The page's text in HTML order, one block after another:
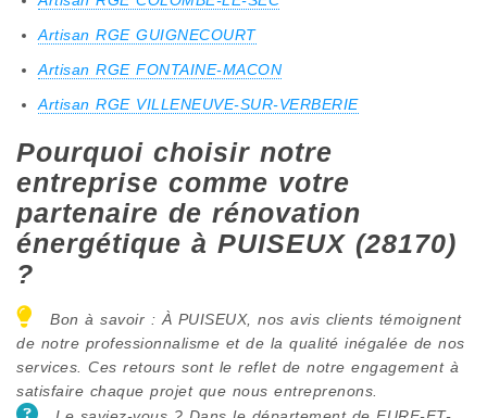
Artisan RGE GUIGNECOURT
Artisan RGE FONTAINE-MACON
Artisan RGE VILLENEUVE-SUR-VERBERIE
Pourquoi choisir notre
entreprise comme votre
partenaire de rénovation
énergétique à PUISEUX (28170)
?
Bon à savoir : À PUISEUX, nos avis clients témoignent
de notre professionnalisme et de la qualité inégalée de nos
services. Ces retours sont le reflet de notre engagement à
satisfaire chaque projet que nous entreprenons.